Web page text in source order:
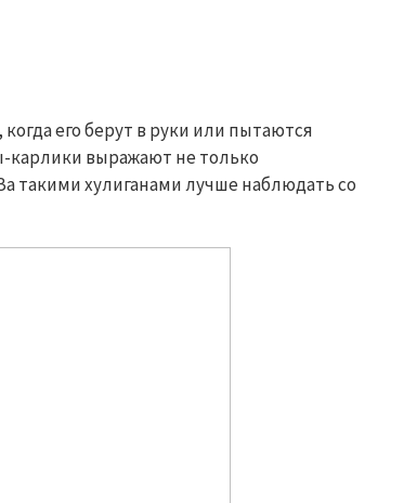
его берут в руки или пытаются
карлики выражают не только
такими хулиганами лучше наблюдать со